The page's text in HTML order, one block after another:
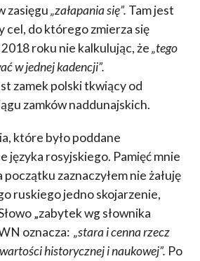
zasięgu„załapania się”. Tam jest
cel, do którego zmierza się
roku nie kalkulując, że„tego
w jednej kadencji”.
zamek polski tkwiący od
zamków naddunajskich.
które było poddane
języka rosyjskiego. Pamięć mnie
początku zaznaczyłem nie żałuję
ruskiego jedno skojarzenie,
„zabytek wg słownika
oznacza: „stara i cenna rzecz
historycznej i naukowej”. Po